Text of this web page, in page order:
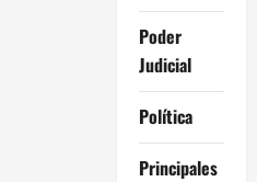
Poder
Judicial
Política
Principales